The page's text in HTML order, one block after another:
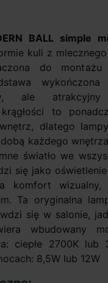
BALL simple
kuli z
do
ale
krągłości to
dlatego lampy
każdego
światło we
się jako
komfort
Ta oryginalna
się w salonie,
wbudowany
ciepłe 2700K lub
8,5W lub 12W